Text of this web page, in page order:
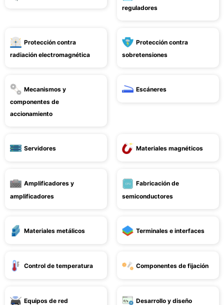
reguladores
Protección contra
radiación electromagnética
Protección contra
sobretensiones
Mecanismos y
componentes de
accionamiento
Escáneres
Servidores Materiales magnéticos
Amplificadores y
amplificadores
Fabricación de
semiconductores
Materiales metálicos Terminales e interfaces
Control de temperatura Componentes de fijación
Equipos de red Desarrollo y diseño